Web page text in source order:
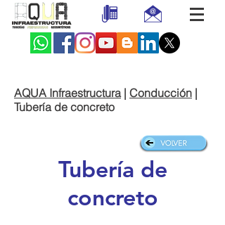
AQUA Infraestructura| Conducción |
Tubería de concreto
Tubería de
concreto